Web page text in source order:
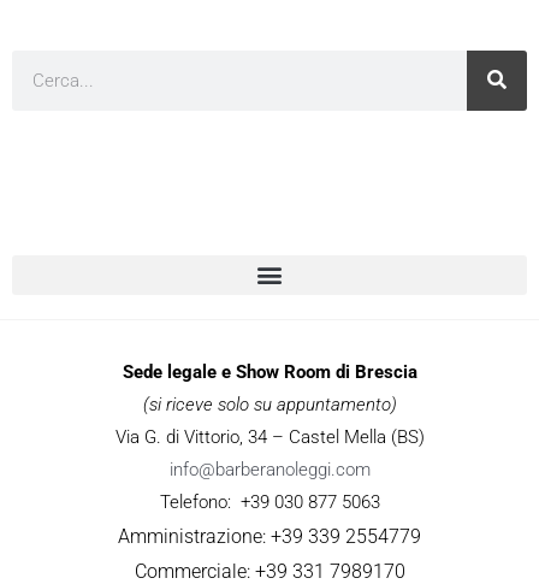
Sede legale e Show Room di Brescia
(si riceve solo su appuntamento)
Via G. di Vittorio, 34 – Castel Mella (BS)
info@barberanoleggi.com
Telefono: +39 030 877 5063
Amministrazione: +39 339 2554779
Commerciale: +39 331 7989170